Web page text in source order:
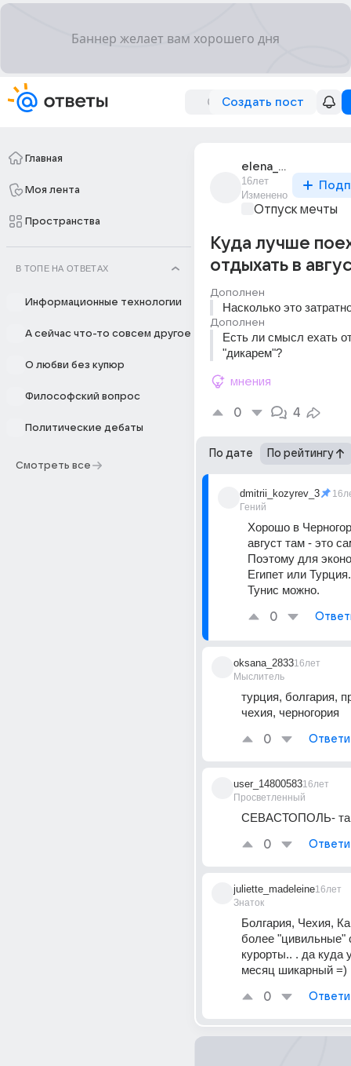
Создать пост
Главная
Моя лента
Пространства
В ТОПЕ НА ОТВЕТАХ
Информационные технологии
А сейчас что-то совсем другое
О любви без купюр
Философский вопрос
Политические дебаты
Смотреть все
elena_tarasova_478
16лет
Изменено
Отпуск мечты
Куда лучше
отдыхать в
Дополнен
Насколько это
Дополнен
Есть ли смысл ехать
"дикарем"?
мнения
0 4
По дате По рейтингу
dmitrii_kozyrev_3
Гений
Хорошо в
август там - это
Поэтому для
Египет или
Тунис можно.
0
oksana_2833
Мыслитель
16лет
турция, болгария,
чехия, черногория
0
user_14800583
Просветленный
16лет
СЕВАСТОПОЛЬ-
0
juliette_madeleine
Знаток
16лет
Болгария, Чехия,
более "цивильные"
курорты.. . да куда
месяц шикарный =)
0